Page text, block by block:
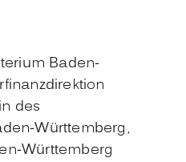
Baden-
des
Württemberg,
Württemberg